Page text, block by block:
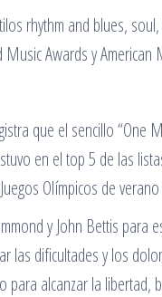
rhythm and blues,
Awards y American
que el sencillo
en el top 5 de las
Olímpicos de
y John Bettis
las dificultades y los
para alcanzar la libertad,